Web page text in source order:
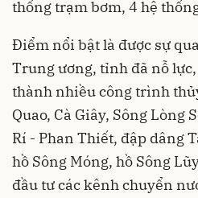
thống trạm bơm, 4 hệ
Điểm nổi bật là được sự
Trung ương, tỉnh đã nỗ
thành nhiều công trình
Quao, Cà Giây, Sông Lòng
Rí - Phan Thiết, đập dâng
hồ Sông Móng, hồ Sông
đầu tư các kênh chuyển